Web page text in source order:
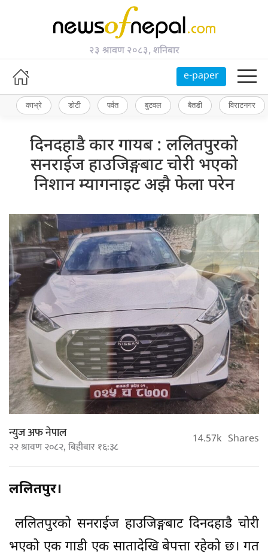
२३ श्रावण २०८३, शनिबार
e-paper
काभ्रे डोटी पर्वत बुटवल बैतडी विराटनगर
दिनदहाडै कार गायब : ललितपुरको
सनराईज हाउजिङ्गबाट चोरी भएको
निशान म्यागनाइट अझै फेला परेन
न्युज अफ नेपाल
२२ श्रावण २०८२, बिहीबार १६:३८ 14.57k Shares
ललितपुर।
ललितपुरको सनराईज हाउजिङ्गबाट दिनदहाडै चोरी
भएको एक गाडी एक सातादेखि बेपत्ता रहेको छ। गत